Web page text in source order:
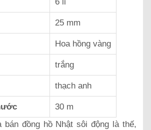
25 mm
Hoa hồng vàng
trắng
thạch anh
30 m
bán đồng hồ Nhật sôi động là thế,